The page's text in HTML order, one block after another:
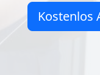
Kostenlos